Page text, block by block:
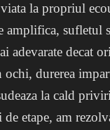
la propriul
sufletul
adevarate decat
durerea
la cald
etape, am